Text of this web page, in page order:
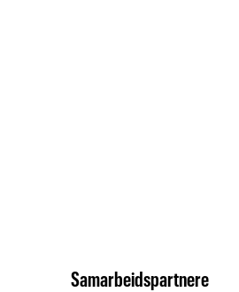
Samarbeidspartnere